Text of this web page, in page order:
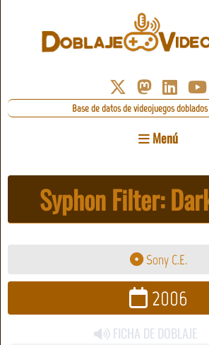
Base de datos de videojuegos
Menú
Syphon Filter:
Sony C.E.
2006
FICHA DE DOBLAJE